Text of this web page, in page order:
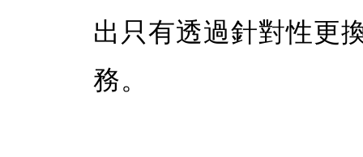
出只有透過針對性更
務。